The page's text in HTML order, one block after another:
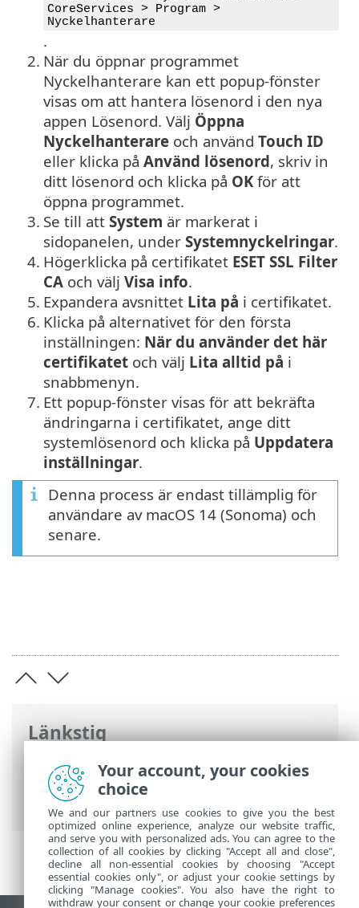
Länkstig
ESET onlinehjälp>ESET Endpoint Security
Installera/uppgradera/migrera
installation > Lita på SSL-certifikat
CoreServices > Program >
Nyckelhanterare
.
2. När du öppnar programmet
Nyckelhanterare kan ett popup-fönster
visas om att hantera lösenord i den nya
appen Lösenord. Välj Öppna
Nyckelhanterare och använd Touch ID
eller klicka på Använd lösenord, skriv in
ditt lösenord och klicka på OKför att
öppna programmet.
3. Se till att System är markerat i
sidopanelen, under Systemnyckelringar.
4. Högerklicka på certifikatet ESET SSL Filter
CA och välj Visa info.
5. Expandera avsnittet Lita på i certifikatet.
6. Klicka på alternativet för den första
inställningen: När du använder det här
certifikatet och välj Lita alltid på i
snabbmenyn.
7. Ett popup-fönster visas för att bekräfta
ändringarna i certifikatet, ange ditt
systemlösenord och klicka på Uppdatera
inställningar.
Denna process är endast tillämplig för
användare av macOS 14 (Sonoma) och
senare.
Your account, your cookies
choice
We and our partners use cookies to give you the best
optimized online experience, analyze our website traffic,
and serve you with personalized ads. You can agree to the
collection of all cookies by clicking "Accept all and close",
decline all non-essential cookies by choosing "Accept
essential cookies only", or adjust your cookie settings by
clicking "Manage cookies". You also have the right to
withdraw your consent or change your cookie preferences